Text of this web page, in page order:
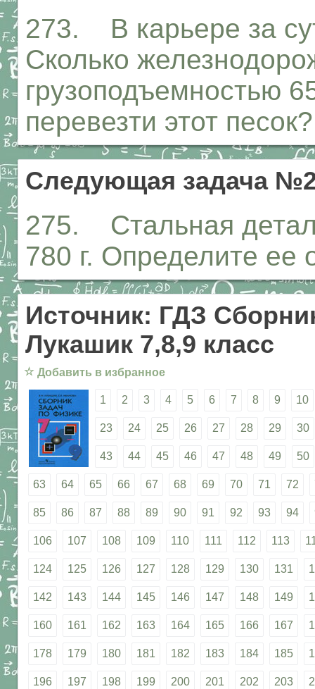
273. В карьере за
Сколько
грузоподъемностью
перевезти этот
Следующая задача
275. Стальная
780 г. Определите ее
Источник: ГДЗ
Лукашик 7,8,9 класс
☆ Добавить в избранное
1 2 3 4 5 6 7 8 9 10
23 24 25 26 27 28 29 30
43 44 45 46 47 48 49 50
63 64 65 66 67 68 69 70 71 72
85 86 87 88 89 90 91 92 93 94
106 107 108 109 110 111 112 113
124 125 126 127 128 129 130 131
142 143 144 145 146 147 148 149
160 161 162 163 164 165 166 167
178 179 180 181 182 183 184 185
196 197 198 199 200 201 202 203